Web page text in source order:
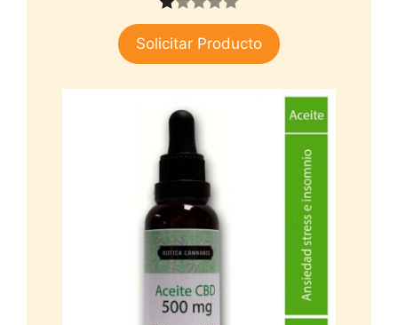
original
$25,000.
es:
$15,000.
1.
00
Solicitar Producto